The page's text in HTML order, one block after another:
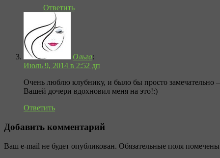
Ответить
Ольга:
Июль 9, 2014 в 2:52 дп
Очень люблю клубнику, и было бы просто
Вашей дочери вдохновил меня на это!:)
Ответить
Добавить комментарий
Ваш e-mail не будет опубликован. Обязательные поля помечены